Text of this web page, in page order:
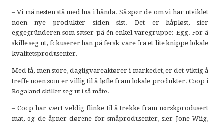
– Vi må nesten stå med lua i hånda. Så spør de om vi har utviklet
noen nye produkter siden sist. Det er håpløst, sier
eggegründeren som satser på én enkel varegruppe: Egg. For å
skille seg ut, fokuserer han på fersk vare fra et lite knippe lokale
kvalitetsprodusenter.
Med få, men store, dagligvareaktører i markedet, er det viktig å
treffe noen som er villig til å løfte fram lokale produkter. Coop i
Rogaland skiller seg ut i så måte.
– Coop har vært veldig flinke til å trekke fram norskprodusert
mat, og de åpner dørene for småprodusenter, sier Jone Wiig,